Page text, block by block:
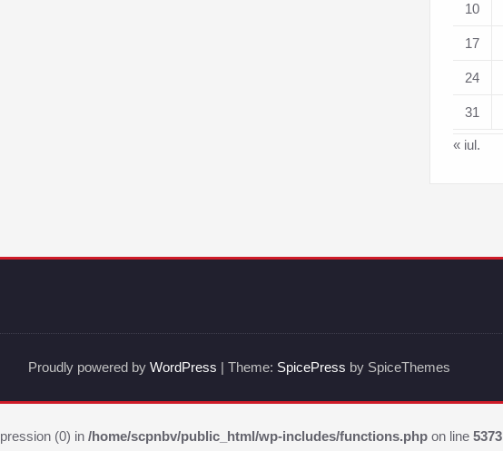
10
17
24
31
« iul.
Proudly powered by WordPress | Theme: SpicePress by SpiceThemes
(0) in /home/scpnbv/public_html/wp-includes/functions.php on line 5373